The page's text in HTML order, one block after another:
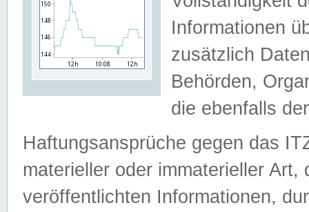
Informationen
zusätzlich
Behörden,
die ebenfalls
Haftungsansprüche gegen das
materieller oder immaterieller
veröffentlichten Informationen,